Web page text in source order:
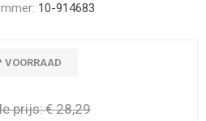
10-914683
VOORRAAD
prijs:€ 28,29